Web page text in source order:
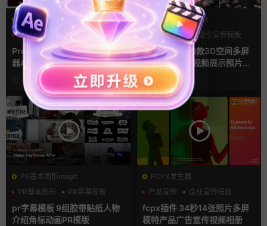
PR基本图形mogrt
PR基本图形
UI 手机
Premiere模板 手机音乐播放
器App软件界面UI进度条动画
视频样机pr模版
20小时前
PR基本图形mogrt
PR基本图形
企业宣传模板
幻灯片
Pr视频模板 10款3D空间多屏
切换开场相册视频展示照片墙
pr模板
2天前
PR基本图形mogrt
PR基本图形
PR字幕模板
人物介绍
pr字幕模板 9组胶带贴纸人物
介绍角标动画PR模版
FCPX发生器
产品宣传
企业宣传模板
分屏模板
fcpx插件 34秒14张照片多屏
模特产品广告宣传视频相册